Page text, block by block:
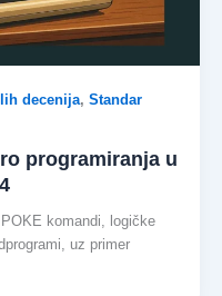
decenija, Standar
programiranja u
komandi, logičke
uz primer